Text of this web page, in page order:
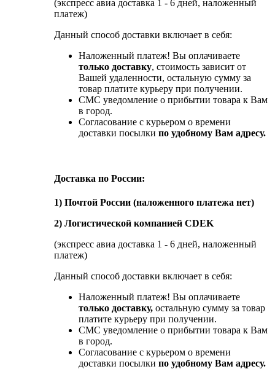
(экспресс авиа доставка 1 - 6 дней, наложенный
платеж)
Данный способ доставки включает в себя:
Наложенный платеж! Вы оплачиваете
только доставку, стоимость зависит от
Вашей удаленности, остальную сумму за
товар платите курьеру при получении.
СМС уведомление о прибытии товара к Вам
в город.
Согласование с курьером о времени
доставки посылки по удобному Вам адресу.
Доставка по России:
1) Почтой России (наложенного платежа нет)
2) Логистической компанией CDEK
(экспресс авиа доставка 1 - 6 дней, наложенный
платеж)
Данный способ доставки включает в себя:
Наложенный платеж! Вы оплачиваете
только доставку, остальную сумму за товар
платите курьеру при получении.
СМС уведомление о прибытии товара к Вам
в город.
Согласование с курьером о времени
доставки посылки по удобному Вам адресу.